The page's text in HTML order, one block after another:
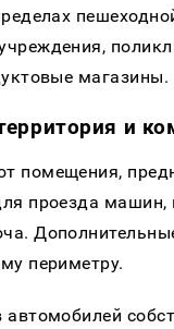
магазины.
и
помещения,
проезда
периметру.
автомобилей